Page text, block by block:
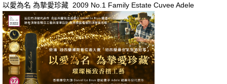
以愛為名 為摯愛珍藏 2009 No.1 Family Estate Cuvee Adele